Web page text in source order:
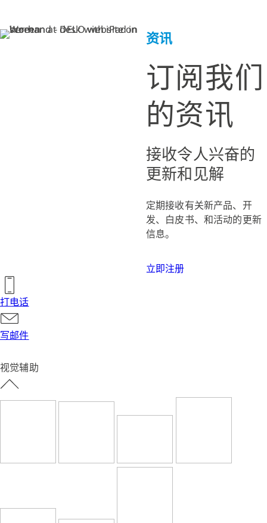
资讯
订阅我们
的资讯
接收令人兴奋的
更新和见解
定期接收有关新产品、开
发、白皮书、和活动的更新
信息。
立即注册
打电话
写邮件
视觉辅助